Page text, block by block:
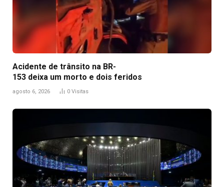
Acidente de trânsito na BR-
153 deixa um morto e dois feridos
agosto 6, 2026 0 Visitas